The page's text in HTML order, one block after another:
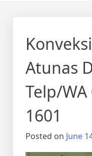
Atunas
Telp/WA
1601
Posted on June